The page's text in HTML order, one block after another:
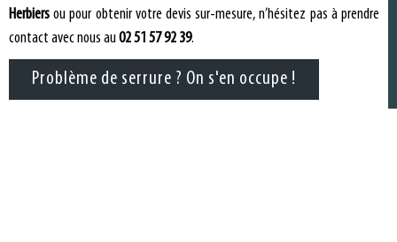
Herbiers ou pour obtenir votre devis sur-mesure, n’hésitez pas à prendre
contact avec nous au02 51 57 92 39.
Problème de serrure ? On s'en occupe !